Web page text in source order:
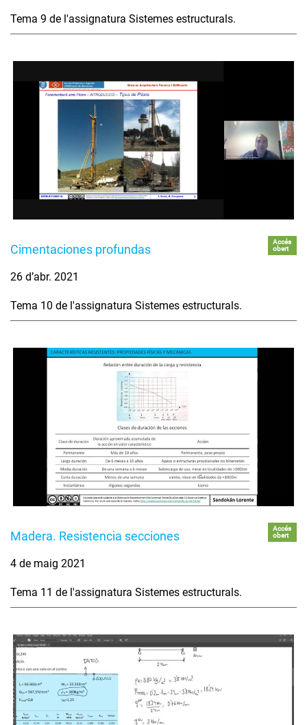
Tema 9 de l'assignatura Sistemes estructurals.
Cimentaciones profundas
Accés
obert
26 d’abr. 2021
Tema 10 de l'assignatura Sistemes estructurals.
Madera. Resistencia secciones
Accés
obert
4 de maig 2021
Tema 11 de l'assignatura Sistemes estructurals.